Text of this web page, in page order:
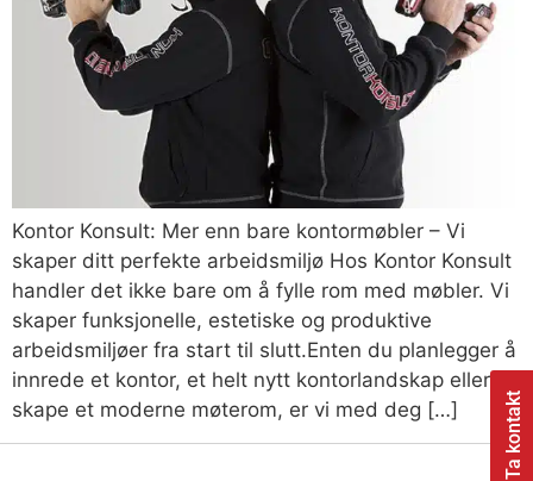
Ta kontakt
Kontor Konsult: Mer enn bare kontormøbler – Vi
skaper ditt perfekte arbeidsmiljø Hos Kontor Konsult
handler det ikke bare om å fylle rom med møbler. Vi
skaper funksjonelle, estetiske og produktive
arbeidsmiljøer fra start til slutt.Enten du planlegger å
innrede et kontor, et helt nytt kontorlandskap eller
skape et moderne møterom, er vi med deg […]